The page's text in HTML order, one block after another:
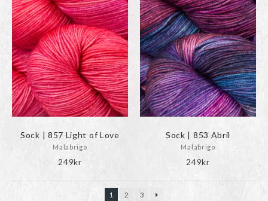
Sock | 857 Light of Love
Malabrigo
249kr
Sock | 853 Abril
Malabrigo
249kr
1 2 3